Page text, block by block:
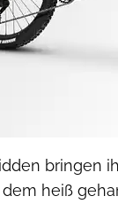
bringen
heiß